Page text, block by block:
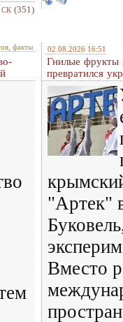
СК (351)
факты 02.08.2026 16:51
Гнилые фрукты
превратился
"Артек"
Вместо